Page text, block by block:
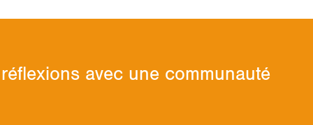
avec une communauté